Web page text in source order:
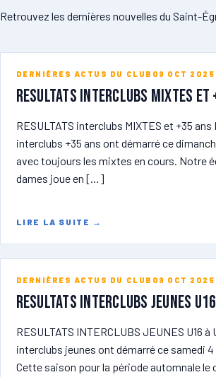
Retrouvez les dernières nouvelles du Saint-
DERNIÈRES ACTUS DU CLUB 09 OCT 2025
RESULTATS Interclubs MIXTES
RESULTATS interclubs MIXTES et +35 ans
interclubs +35 ans ont démarré ce
avec toujours les mixtes en cours. Notre
dames joue en […]
LIRE LA SUITE →
DERNIÈRES ACTUS DU CLUB 09 OCT 2025
RESULTATS INTERCLUBS JEUNES
RESULTATS INTERCLUBS JEUNES U16 à
interclubs jeunes ont démarré ce samedi
Cette saison pour la période automnale le